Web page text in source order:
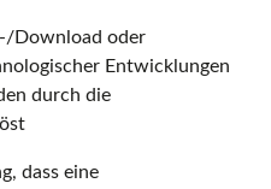
Download oder
Entwicklungen
durch die
dass eine